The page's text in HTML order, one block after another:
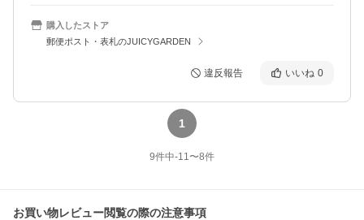
購入したストア
郵便ポスト・表札のJUICYGARDEN
違反報告 いいね 0
1
9件中-11〜8件
お買い物レビュー閲覧の際の注意事項